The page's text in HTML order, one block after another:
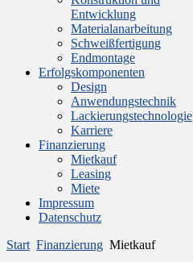
Entwicklung
Materialanarbeitung
Schweißfertigung
Endmontage
Erfolgskomponenten
Design
Anwendungstechnik
Lackierungstechnologie
Karriere
Finanzierung
Mietkauf
Leasing
Miete
Impressum
Datenschutz
Start Finanzierung Mietkauf